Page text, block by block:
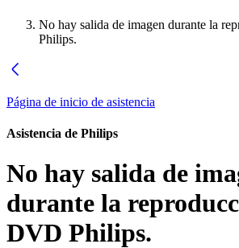
No hay salida de imagen durante la
Philips.
Página de inicio de asistencia
Asistencia de Philips
No hay salida de
durante la
DVD Philips.